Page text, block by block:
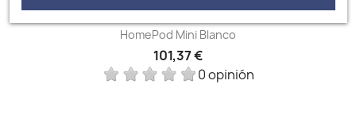
HomePod Mini Blanco
101,37 €
0 opinión